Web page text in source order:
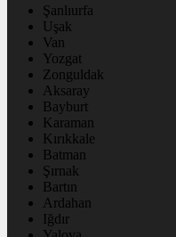
Şanlıurfa
Uşak
Van
Yozgat
Zonguldak
Aksaray
Bayburt
Karaman
Kırıkkale
Batman
Şırnak
Bartın
Ardahan
Iğdır